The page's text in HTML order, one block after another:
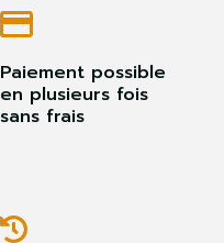
Paiement possible
en plusieurs fois
sans frais